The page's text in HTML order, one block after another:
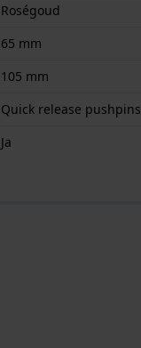
Roségoud
65 mm
105 mm
Quick release pushpins
Ja